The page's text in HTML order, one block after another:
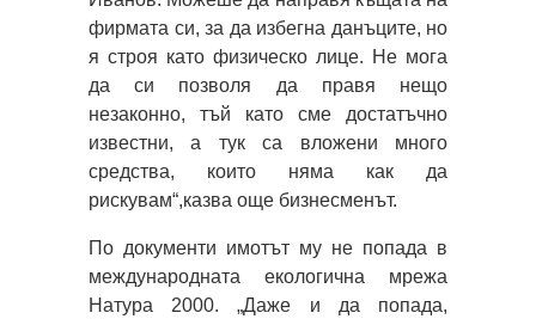
фирмата си, за да избегна данъците, но
я строя като физическо лице. Не мога
да си позволя да правя нещо
незаконно, тъй като сме достатъчно
известни, а тук са вложени много
средства, които няма как да
рискувам“,казва още бизнесменът.
По документи имотът му не попада в
международната екологична мрежа
Натура 2000. „Даже и да попада,